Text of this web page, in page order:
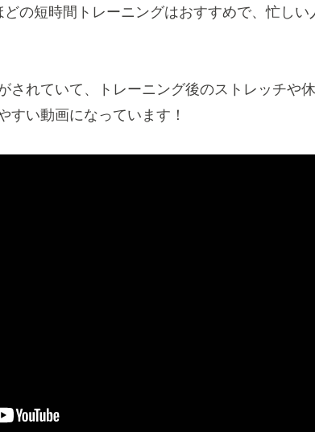
どの短時間トレーニングはおすすめで、忙し
されていて、トレーニング後のストレッチや
すい動画になっています！